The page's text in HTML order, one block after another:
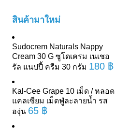
สินค้ามาใหม่
Sudocrem Naturals Nappy
Cream 30 G ซูโดเครม เนเชอ
รัล แนปปี้ ครีม 30 กรัม 180 ฿
Kal-Cee Grape 10 เม็ด / หลอด
แคลเซียม เม็ดฟู่ละลายน้ำ รส
องุ่น 65 ฿